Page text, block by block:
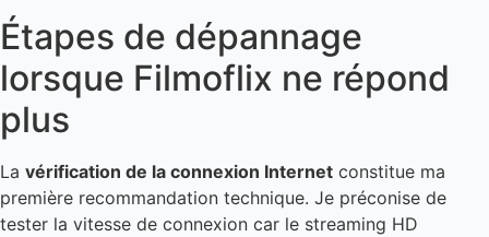
Étapes de dépannage
lorsque Filmoflix ne répond
plus
La vérification de la connexion Internet constitue ma
première recommandation technique. Je préconise de
tester la vitesse de connexion car le streaming HD